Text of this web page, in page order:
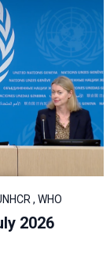
, WHO
2026